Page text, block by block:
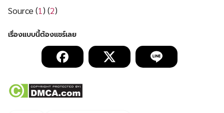
Source (1) (2)